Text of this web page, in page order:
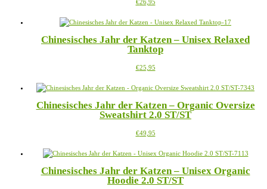
€26,95
weist
Varianten
auf.
Optionen
auf
Produktseite
gewählt
Chinesisches Jahr der Katzen – Unisex Relaxed
Tanktop
€25,95Dieses
weist
Varianten
auf.
Optionen
auf
Produktseite
gewählt
Chinesisches Jahr der Katzen – Organic Oversize
Sweatshirt 2.0 ST/ST
€49,95Dieses
weist
Varianten
auf.
Chinesisches Jahr der Katzen – Unisex Organic
Hoodie 2.0 ST/ST